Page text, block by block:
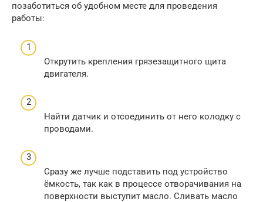
позаботиться об удобном месте для проведения
работы:
Открутить крепления грязезащитного щита
двигателя.
Найти датчик и отсоединить от него колодку с
проводами.
Сразу же лучше подставить под устройство
ёмкость, так как в процессе отворачивания на
поверхности выступит масло. Сливать масло